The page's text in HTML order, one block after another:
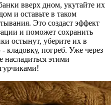
вверх дном, укутайте их
и оставьте в таком
Это создаст эффект
и поможет сохранить
остынут, уберите их в
кладовку, погреб. Уже через
насладиться этими